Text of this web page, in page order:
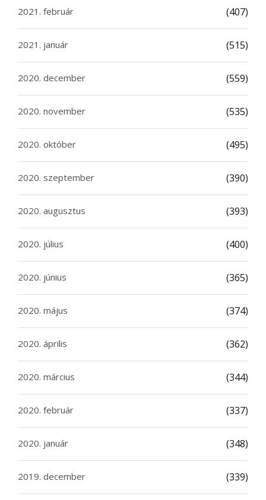
2021. február (407)
2021. január (515)
2020. december (559)
2020. november (535)
2020. október (495)
2020. szeptember (390)
2020. augusztus (393)
2020. július (400)
2020. június (365)
2020. május (374)
2020. április (362)
2020. március (344)
2020. február (337)
2020. január (348)
2019. december (339)